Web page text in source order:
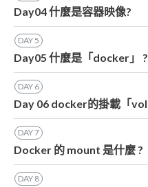
Day04 什麼是容器映像?
DAY5
Day05 什麼是「docker」 ?
DAY 6
Day 06 docker的掛載「
DAY7
Docker 的 mount 是什麼 ?
DAY 8